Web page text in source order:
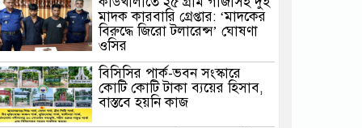
মাদক কারবারি গ্রেপ্তার: ‘মাদকের
বিরুদ্ধে জিরো টলারেন্স’ ঘোষণা
ওসির
বিসিসির পার্ক-ভবন সংস্কারে
কোটি কোটি টাকা ব্যয়ের হিসাব,
বাস্তবে হয়নি কাজ